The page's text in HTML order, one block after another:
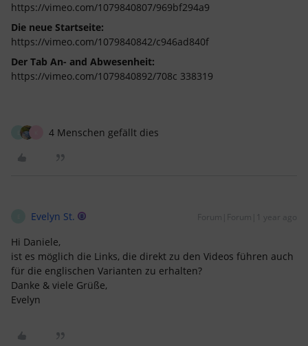
https://vimeo.com/1079840807/969bf294a9
Die neue Startseite:
https://vimeo.com/1079840842/c946ad840f
Der Tab An- and Abwesenheit:
https://vimeo.com/1079840892/708c 338319
4 Menschen gefällt dies
Evelyn St. Forum|Forum|1 year ago
Hi Daniele,
ist es möglich die Links, die direkt zu den Videos führen auch
für die englischen Varianten zu erhalten?
Danke & viele Grüße,
Evelyn